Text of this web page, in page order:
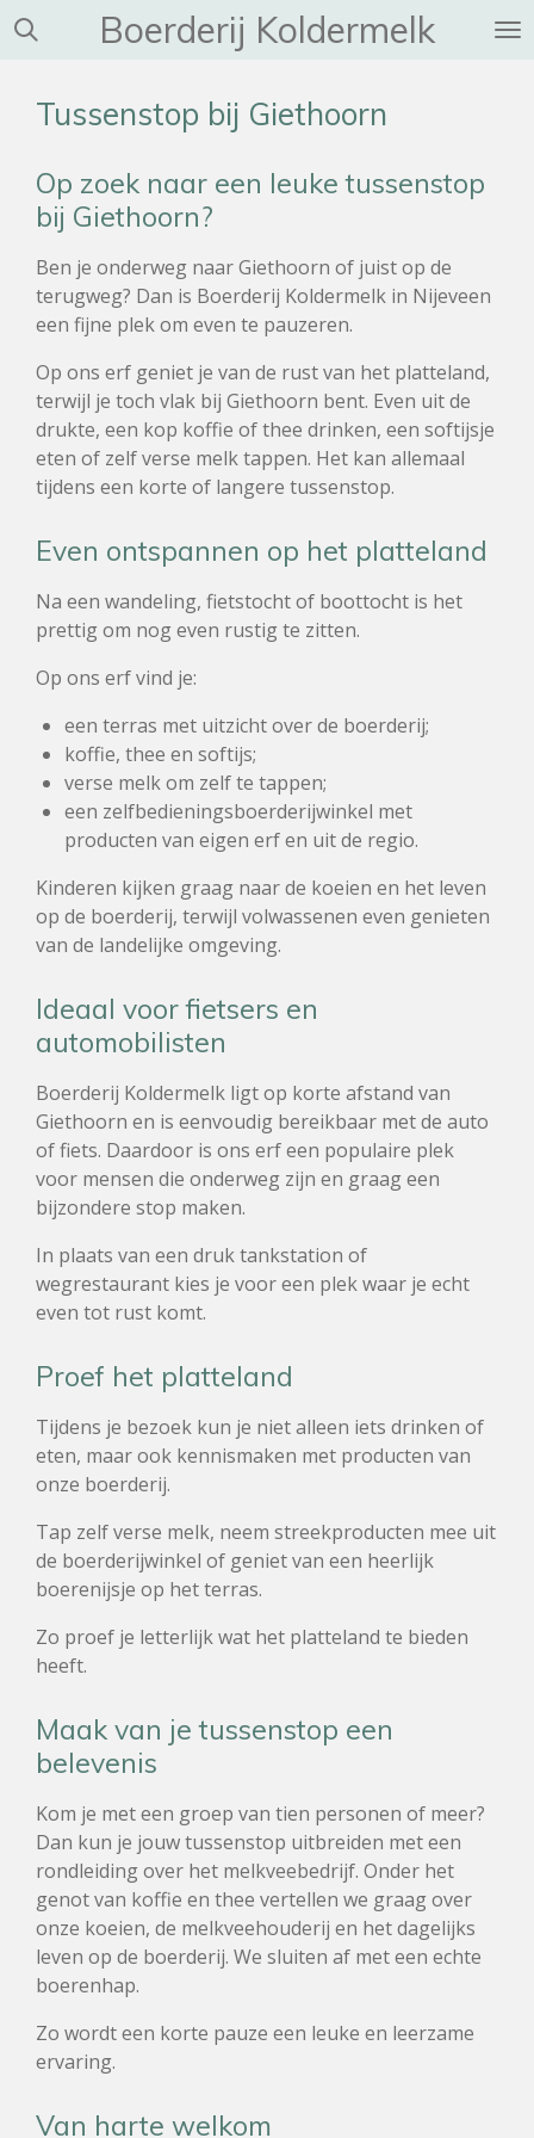
Ga
Boerderij Koldermelk
Tussenstop bij Giethoorn
Op zoek naar een leuke tussenstop
bij Giethoorn?
Ben je onderweg naar Giethoorn of juist op de
terugweg? Dan is Boerderij Koldermelk in Nijeveen
een fijne plek om even te pauzeren.
Op ons erf geniet je van de rust van het platteland,
terwijl je toch vlak bij Giethoorn bent. Even uit de
drukte, een kop koffie of thee drinken, een softijsje
eten of zelf verse melk tappen. Het kan allemaal
tijdens een korte of langere tussenstop.
Even ontspannen op het platteland
Na een wandeling, fietstocht of boottocht is het
prettig om nog even rustig te zitten.
Op ons erf vind je:
een terras met uitzicht over de boerderij;
koffie, thee en softijs;
verse melk om zelf te tappen;
een zelfbedieningsboerderijwinkel met
producten van eigen erf en uit de regio.
Kinderen kijken graag naar de koeien en het leven
op de boerderij, terwijl volwassenen even genieten
van de landelijke omgeving.
Ideaal voor fietsers en
automobilisten
Boerderij Koldermelk ligt op korte afstand van
Giethoorn en is eenvoudig bereikbaar met de auto
of fiets. Daardoor is ons erf een populaire plek
voor mensen die onderweg zijn en graag een
bijzondere stop maken.
In plaats van een druk tankstation of
wegrestaurant kies je voor een plek waar je echt
even tot rust komt.
Proef het platteland
Tijdens je bezoek kun je niet alleen iets drinken of
eten, maar ook kennismaken met producten van
onze boerderij.
Tap zelf verse melk, neem streekproducten mee uit
de boerderijwinkel of geniet van een heerlijk
boerenijsje op het terras.
Zo proef je letterlijk wat het platteland te bieden
heeft.
Maak van je tussenstop een
belevenis
Kom je met een groep van tien personen of meer?
Dan kun je jouw tussenstop uitbreiden met een
rondleiding over het melkveebedrijf. Onder het
genot van koffie en thee vertellen we graag over
onze koeien, de melkveehouderij en het dagelijks
leven op de boerderij. We sluiten af met een echte
boerenhap.
Zo wordt een korte pauze een leuke en leerzame
ervaring.
Van harte welkom